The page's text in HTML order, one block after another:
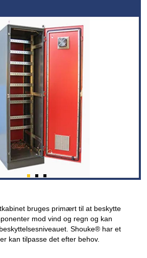
bruges primært til at beskytte
mod vind og regn og kan
Shouke® har et
kan tilpasse det efter behov.